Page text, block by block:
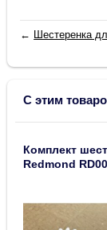
← Шестеренка
С этим
Комплект
Redmond